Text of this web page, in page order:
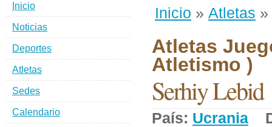
Inicio » Atletas »
Atletas
Atletismo )
Serhiy Lebid
País: Ucrania
Inicio
Noticias
Deportes
Atletas
Sedes
Calendario